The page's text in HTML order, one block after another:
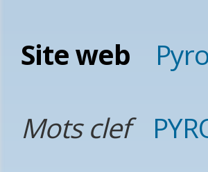
Site web
Mots clef